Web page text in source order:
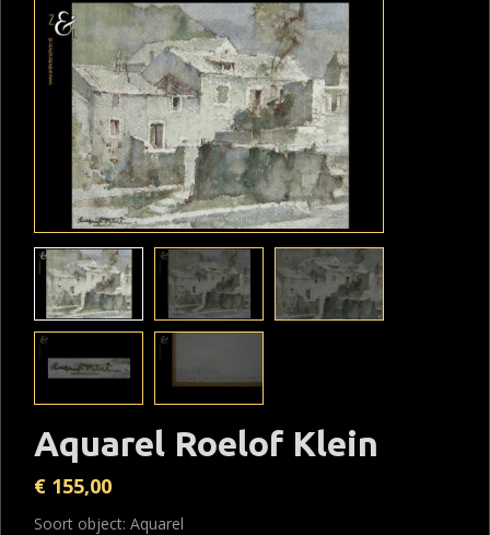
Aquarel Roelof Klein
€ 155,00
Soort object: Aquarel